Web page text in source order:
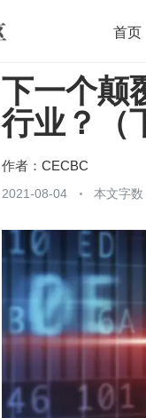
首页
开源 架构
团队管理
下一个颠
行业？（
作者： CECBC
2021-08-04 本文字